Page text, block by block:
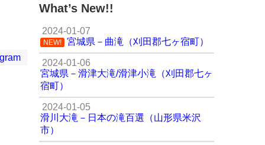
What’s New!!
2024-01-07
NEW! 宮城県－曲滝（刈田郡七ヶ宿町）
2024-01-06
宮城県－滑津大滝/滑津小滝（刈田郡七ヶ
宿町）
2024-01-05
滑川大滝－日本の滝百選（山形県米沢
市）